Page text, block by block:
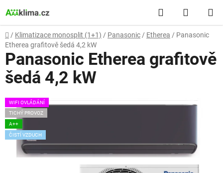
na
obsah
Hledat
KOŠÍK
Domů
/ Klimatizace monosplit (1+1) / Panasonic / Etherea / Panasonic
Etherea grafitově šedá 4,2 kW
Panasonic Etherea grafitově
šedá 4,2 kW
WIFI OVLÁDÁNÍ
TICHÝ PROVOZ
A++
ČISTÍ VZDUCH